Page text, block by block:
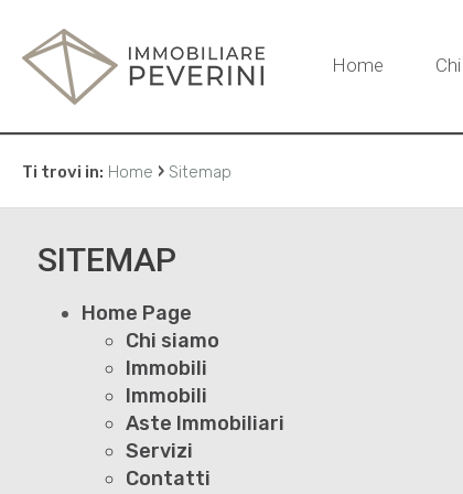
Home
Ti trovi in: Home › Sitemap
SITEMAP
Home Page
Chi siamo
Immobili
Immobili
Aste Immobiliari
Servizi
Contatti